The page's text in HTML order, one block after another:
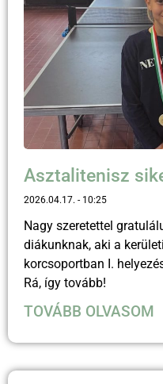
Asztalitenisz
2026.04.17. 10:25
Nagy szeretettel
diákunknak, aki a
korcsoportban I.
Rá, így tovább!
TOVÁBB OLVASOM